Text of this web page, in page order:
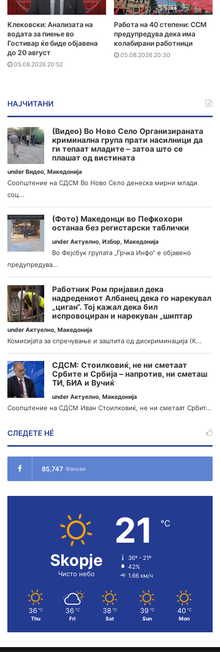
Клековски: Анализата на
водата за пиење во
Гостивар ќе биде објавена
до 20 август
05.08.2026 20:52
Работа на 40 степени: ССМ
предупредува дека има
колабирани работници
05.08.2026 20:30
НАЈЧИТАНИ
(Видео) Во Ново Село Организираната
криминална група прати насилници да
ги тепаат младите – затоа што се
плашат од вистината
under Видео, Македонија
Соопштение на СДСМ Во Ново Село денеска мирни млади
соц...
(Фото) Македонци во Пефкохори
останаа без регистарски таблички
under Актуелно, Избор, Македонија
Во Фејсбук групата „Грчка Инфо“ е објавено
предупредува...
Работник Ром пријавил дека
надредениот Албанец дека го нарекувал
„циган“. Тој кажал дека бил
испровоциран и нарекуван „шиптар
under Актуелно, Македонија
Комисијата за спречување и заштита од дискриминација (К...
СДСМ: Стоилковиќ, не ни сметаат
Србите и Србија – напротив, ни сметаш
ТИ, БИА и Вучиќ
under Актуелно, Македонија
Соопштение на СДСМ Иван Стоилковиќ, не ни сметаат Србит...
СЛЕДЕТЕ НÉ
85,747 Фанови
Skopje
Чисто небо
21 ℃
36º - 21º
42%
1.66 км/ч
36 ℃
Thu
36 ℃
Fri
38 ℃
Sat
39 ℃
Sun
40 ℃
Mon